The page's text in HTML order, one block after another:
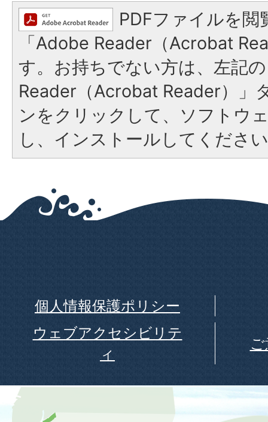
PDFファイルを閲
「Adobe Reader（Acrobat
す。お持ちでない方は、左記
Reader（Acrobat Reader）」
ンをクリックして、ソフトウ
し、インストールしてくださ
個人情報保護ポリシー
ウェブアクセシビリテ
ィ